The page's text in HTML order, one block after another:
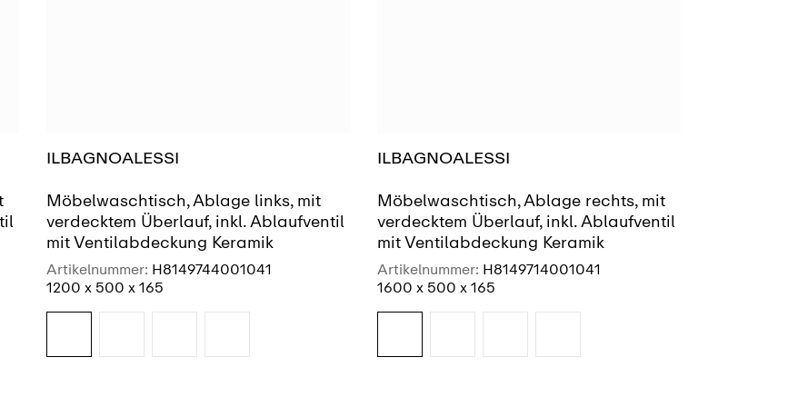
ILBAGNOALESSI
Möbelwaschtisch, Ablage links, mit
verdecktem Überlauf, inkl. Ablaufventil
mit Ventilabdeckung Keramik
Artikelnummer: H8149744001041
1200 x 500 x 165
ILBAGNOALESSI
Möbelwaschtisch, Ablage rechts, mit
verdecktem Überlauf, inkl. Ablaufventil
mit Ventilabdeckung Keramik
Artikelnummer: H8149714001041
1600 x 500 x 165